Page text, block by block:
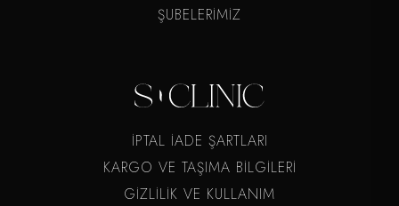
ŞUBELERİMİZ
İPTAL İADE ŞARTLARI
KARGO VE TAŞIMA BİLGİLERİ
GİZLİLİK VE KULLANIM